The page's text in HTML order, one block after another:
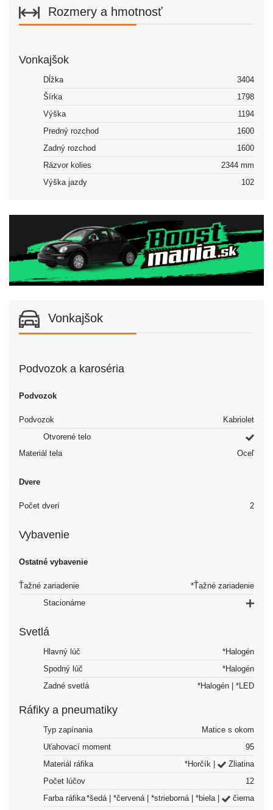
Rozmery a hmotnosť
Vonkajšok
Dĺžka
3404
Šírka
1798
Výška
1194
Predný rozchod
1600
Zadný rozchod
1600
Rázvor kolies
2344 mm
Výška jazdy
102
Vonkajšok
Podvozok a karoséria
Podvozok
Podvozok
Kabriolet
Otvorené telo
Materiál tela
Oceľ
Dvere
Počet dverí 2
Vybavenie
Ostatné vybavenie
Ťažné zariadenie
*Ťažné zariadenie
Stacionárne
Svetlá
Hlavný lúč
*Halogén
Spodný lúč
*Halogén
Zadné svetlá
*Halogén | *LED
Ráfiky a pneumatiky
Typ zapínania
Matice s okom
Uťahovací moment
95
Materiál ráfika
*Horčík |
Zliatina
Počet lúčov
12
Farba ráfika*šedá | *červená | *strieborná | *biela |
čierna